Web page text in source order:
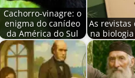
Cachorro-vinagre: o
enigma do canídeo
da América do Sul
As revistas
na